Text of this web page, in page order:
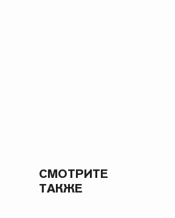
СМОТРИТЕ
ТАКЖЕ